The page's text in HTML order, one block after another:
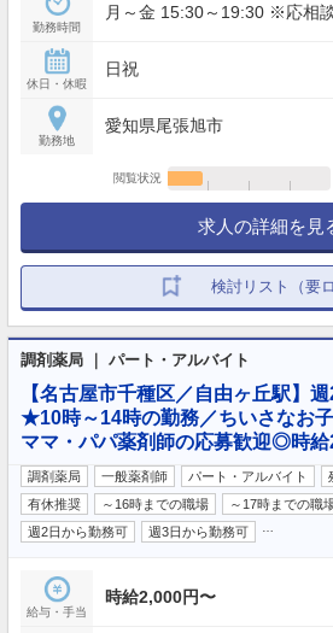
勤務時間
月～金 15:30～19:30 ※応相
休日・休暇
日祝
勤務地
愛知県尾張旭市
閲覧状況
求人の詳細を見
検討リスト（要
調剤薬局 ｜ パート・アルバイト
【名古屋市千種区／自由ヶ丘駅】
★10時～14時の勤務／ちいさなお
ママ・パパ薬剤師の応募歓迎◎時給
調剤薬局 一般薬剤師 パート・アルバイト
有休推奨
～16時までの職場 ～17時までの職
週2日から勤務可
週3日から勤務可
給与・手当
時給2,000円〜